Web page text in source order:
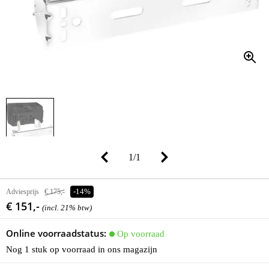
1/1
Adviesprijs € 175,- -14%
€ 151,- (incl. 21% btw)
Online voorraadstatus:
Op voorraad
Nog 1 stuk op voorraad in ons magazijn